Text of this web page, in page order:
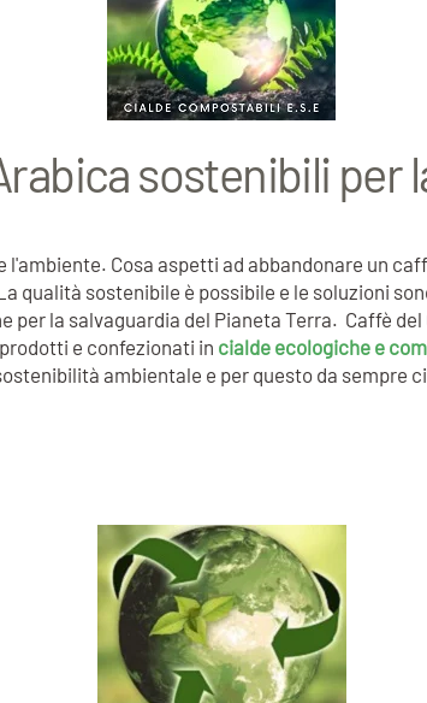
sostenibili per
Cosa aspetti ad abbandonare un
qualità sostenibile è possibile e le soluzioni
per la salvaguardia del Pianeta Terra. Caffè
e confezionati in cialde ecologiche e
ambientale e per questo da sempre